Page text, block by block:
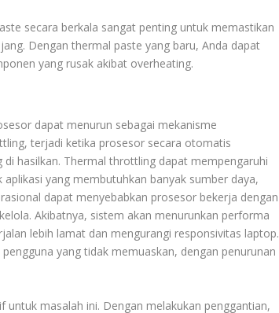
secara berkala sangat penting untuk memastikan
Dengan thermal paste yang baru, Anda dapat
yang rusak akibat overheating.
dapat menurun sebagai mekanisme
terjadi ketika prosesor secara otomatis
hasilkan. Thermal throttling dapat mempengaruhi
yang membutuhkan banyak sumber daya,
dapat menyebabkan prosesor bekerja dengan
Akibatnya, sistem akan menurunkan performa
lebih lamat dan mengurangi responsivitas laptop.
yang tidak memuaskan, dengan penurunan
masalah ini. Dengan melakukan penggantian,